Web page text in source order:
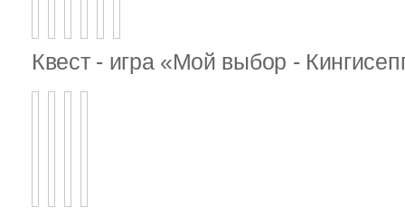
Квест - игра «Мой выбор -